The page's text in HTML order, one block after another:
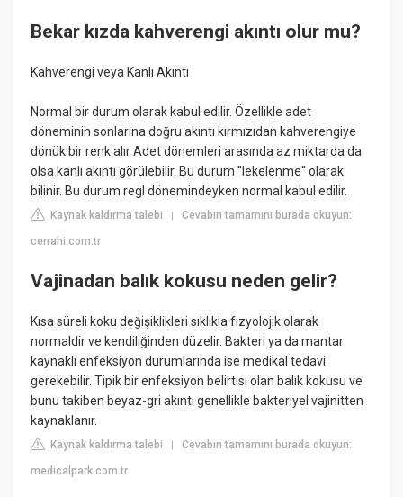
Bekar kızda kahverengi akıntı olur mu?
Kahverengi veya Kanlı Akıntı
Normal bir durum olarak kabul edilir. Özellikle adet
döneminin sonlarına doğru akıntı kırmızıdan kahverengiye
dönük bir renk alır Adet dönemleri arasında az miktarda da
olsa kanlı akıntı görülebilir. Bu durum ''lekelenme'' olarak
bilinir. Bu durum regl dönemindeyken normal kabul edilir.
Kaynak kaldırma talebi |Cevabın tamamını burada okuyun:
cerrahi.com.tr
Vajinadan balık kokusu neden gelir?
Kısa süreli koku değişiklikleri sıklıkla fizyolojik olarak
normaldir ve kendiliğinden düzelir. Bakteri ya da mantar
kaynaklı enfeksiyon durumlarında ise medikal tedavi
gerekebilir. Tipik bir enfeksiyon belirtisi olan balık kokusu ve
bunu takiben beyaz-gri akıntı genellikle bakteriyel vajinitten
kaynaklanır.
Kaynak kaldırma talebi |Cevabın tamamını burada okuyun:
medicalpark.com.tr